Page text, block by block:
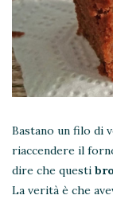
Bastano un filo di
riaccendere il
dire che questi
La verità è che